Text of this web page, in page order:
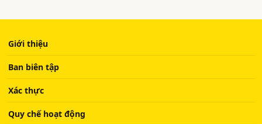
Giới thiệu
Ban biên tập
Xác thực
Quy chế hoạt động